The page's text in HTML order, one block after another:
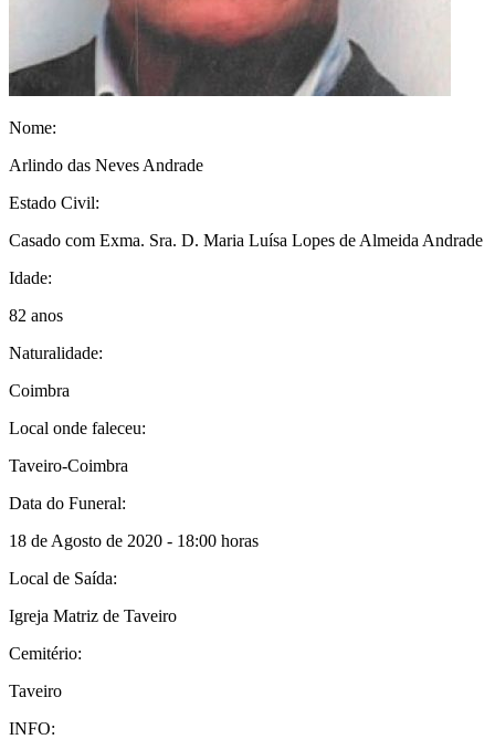
Nome:
Arlindo das Neves Andrade
Estado Civil:
Casado com Exma. Sra. D. Maria Luísa Lopes de Almeida Andrade
Idade:
82 anos
Naturalidade:
Coimbra
Local onde faleceu:
Taveiro-Coimbra
Data do Funeral:
18 de Agosto de 2020 - 18:00 horas
Local de Saída:
Igreja Matriz de Taveiro
Cemitério:
Taveiro
INFO: